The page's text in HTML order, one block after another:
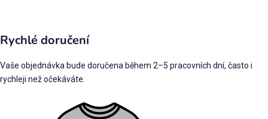
Rychlé doručení
Vaše objednávka bude doručena během 2–5 pracovních dní, často i
rychleji než očekáváte.